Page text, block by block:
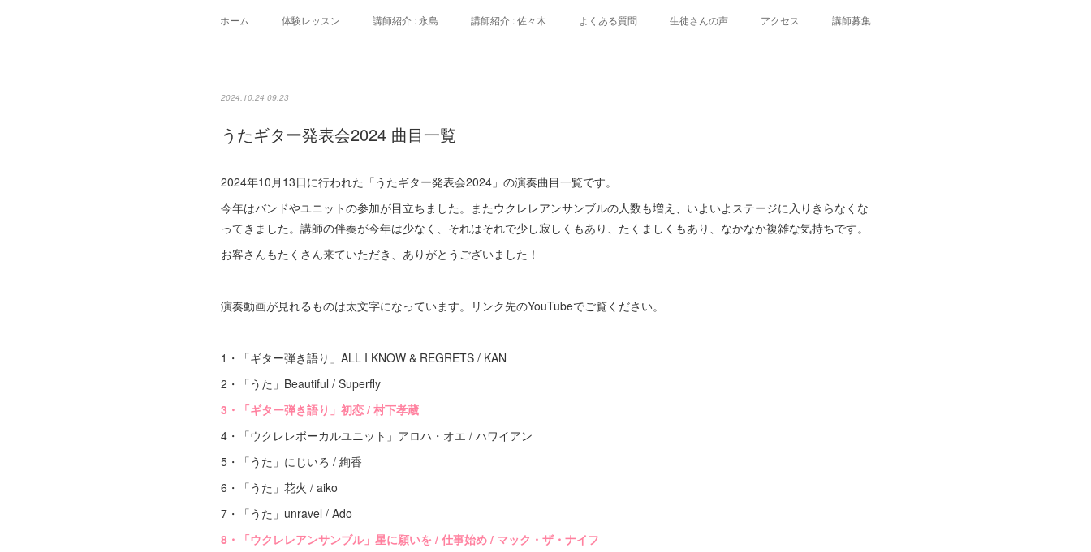
ホーム 体験レッスン 講師紹介 : 永島 講師紹介 : 佐々木 よくある質問 生徒さんの声 アクセス 講師募集
2024.10.24 09:23
うたギター発表会2024 曲目一覧
2024年10月13日に行われた「うたギター発表会2024」の演奏曲目一覧です。
今年はバンドやユニットの参加が目立ちました。またウクレレアンサンブルの人数も増え、いよいよステージに入りきらなくな
ってきました。講師の伴奏が今年は少なく、それはそれで少し寂しくもあり、たくましくもあり、なかなか複雑な気持ちです。
お客さんもたくさん来ていただき、ありがとうございました！
演奏動画が見れるものは太文字になっています。リンク先のYouTubeでご覧ください。
1・「ギター弾き語り」ALL I KNOW & REGRETS / KAN
2・「うた」Beautiful / Superfly
3・「ギター弾き語り」初恋 / 村下孝蔵
4・「ウクレレボーカルユニット」アロハ・オエ / ハワイアン
5・「うた」にじいろ / 絢香
6・「うた」花火 / aiko
7・「うた」unravel / Ado
8・「ウクレレアンサンブル」星に願いを / 仕事始め / マック・ザ・ナイフ